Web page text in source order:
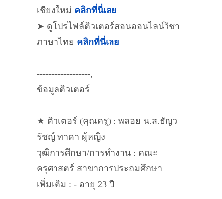
เชียงใหม่ คลิกที่นี่เลย
➤ ดูโปรไฟล์ติวเตอร์สอนออนไลน์วิชา
ภาษาไทย คลิกที่นี่เลย
------------------,
ข้อมูลติวเตอร์
★ ติวเตอร์ (คุณครู) : พลอย น.ส.ธัญว
รัชญ์ ทาดา ผู้หญิง
วุฒิการศึกษา/การทำงาน : คณะ
ครุศาสตร์ สาขาการประถมศึกษา
เพิ่มเติม : - อายุ 23 ปี